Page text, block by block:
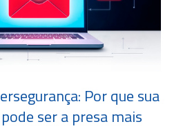
Por que sua
ser a presa mais